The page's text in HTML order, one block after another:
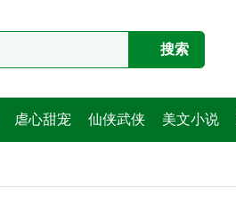
虐心甜宠 仙侠武侠 美文小说